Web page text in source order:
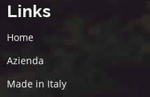
Links
Home
Azienda
Made in Italy